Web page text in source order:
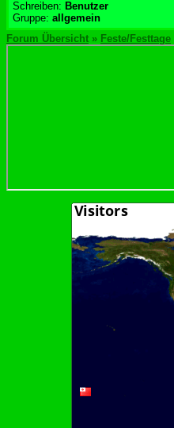
Schreiben: Benutzer
Gruppe: allgemein
Forum Übersicht » Feste/Festtage